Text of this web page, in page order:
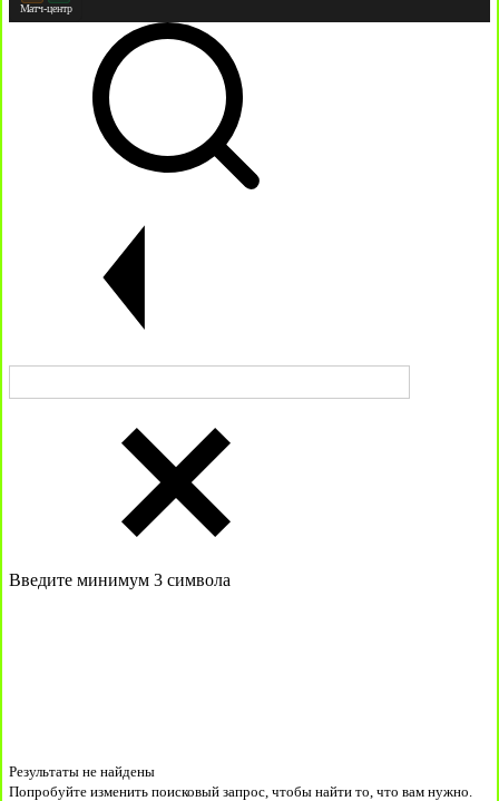
Матч-центр
Введите минимум 3 символа
Результаты не найдены
Попробуйте изменить поисковый запрос, чтобы найти то, что вам нужно.